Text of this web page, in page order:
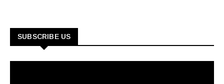
SUBSCRIBE US